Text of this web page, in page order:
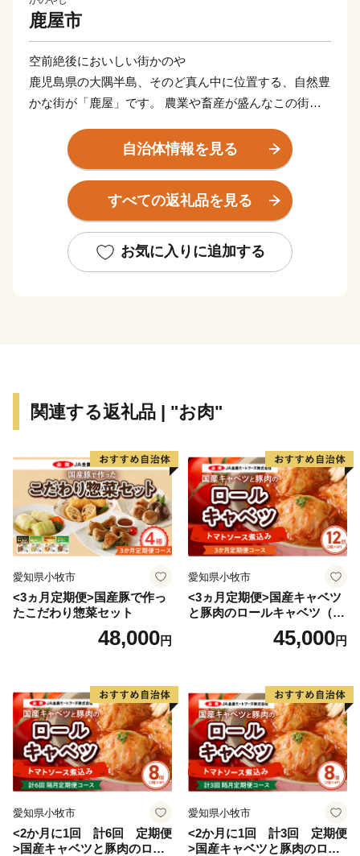
鹿屋市
空前絶後においしい街かのや
鹿児島県の大隅半島、そのど真ん中に位置する、自然豊
かな街が「鹿屋」です。 農業や畜産が盛んなこの街
「おいしい」ふるさと納税の返礼品があります。 ま
た、その暮らしやすさから、人口10万人以上の街で合計
特殊出生率１位、学校や病院も充実しているなど、暮ら
す場所としても、おいしい街です。 そんな豊かな自然
黒豚を中心とした農畜産物をお礼の特産品として提供い
たします。
す。予めご了承ください。
ご不在の期間がある際はお申込み時に『備考欄』へご記
入いただきますようお願いいたします。
▼返礼品の配送をひかえさせていただく期間▼
ご寄附のお申し込みについては、お盆期間中も受付を行
※お盆期間中の配送は控えさせて頂きますが、若干前後
自治体情報を見る
すべての返礼品を見る
お気に入りに追加する
関連する返礼品 | "お肉"
愛知県小牧市
<3ヵ月定期便>国産豚で作っ
たこだわり惣菜セット
48,000円
愛知県小牧市
<3ヵ月定期便>国産キャベツ
と豚肉のロールキャベツ（6P
45,000円
愛知県小牧市
<2か月に1回 計6回 定期便
>国産キャベツと豚肉のロー
愛知県小牧市
<2か月に1回 計3回 定期便
>国産キャベツと豚肉のロー